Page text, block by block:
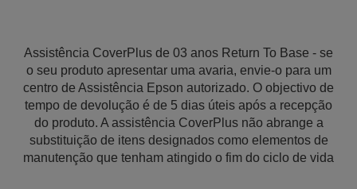
Assistência CoverPlus de 03 anos Return To Base - se
o seu produto apresentar uma avaria, envie-o para um
centro de Assistência Epson autorizado. O objectivo de
tempo de devolução é de 5 dias úteis após a recepção
do produto. A assistência CoverPlus não abrange a
substituição de itens designados como elementos de
manutenção que tenham atingido o fim do ciclo de vida